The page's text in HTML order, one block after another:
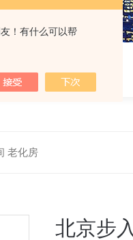
！有什么可以帮
老化房
北京步